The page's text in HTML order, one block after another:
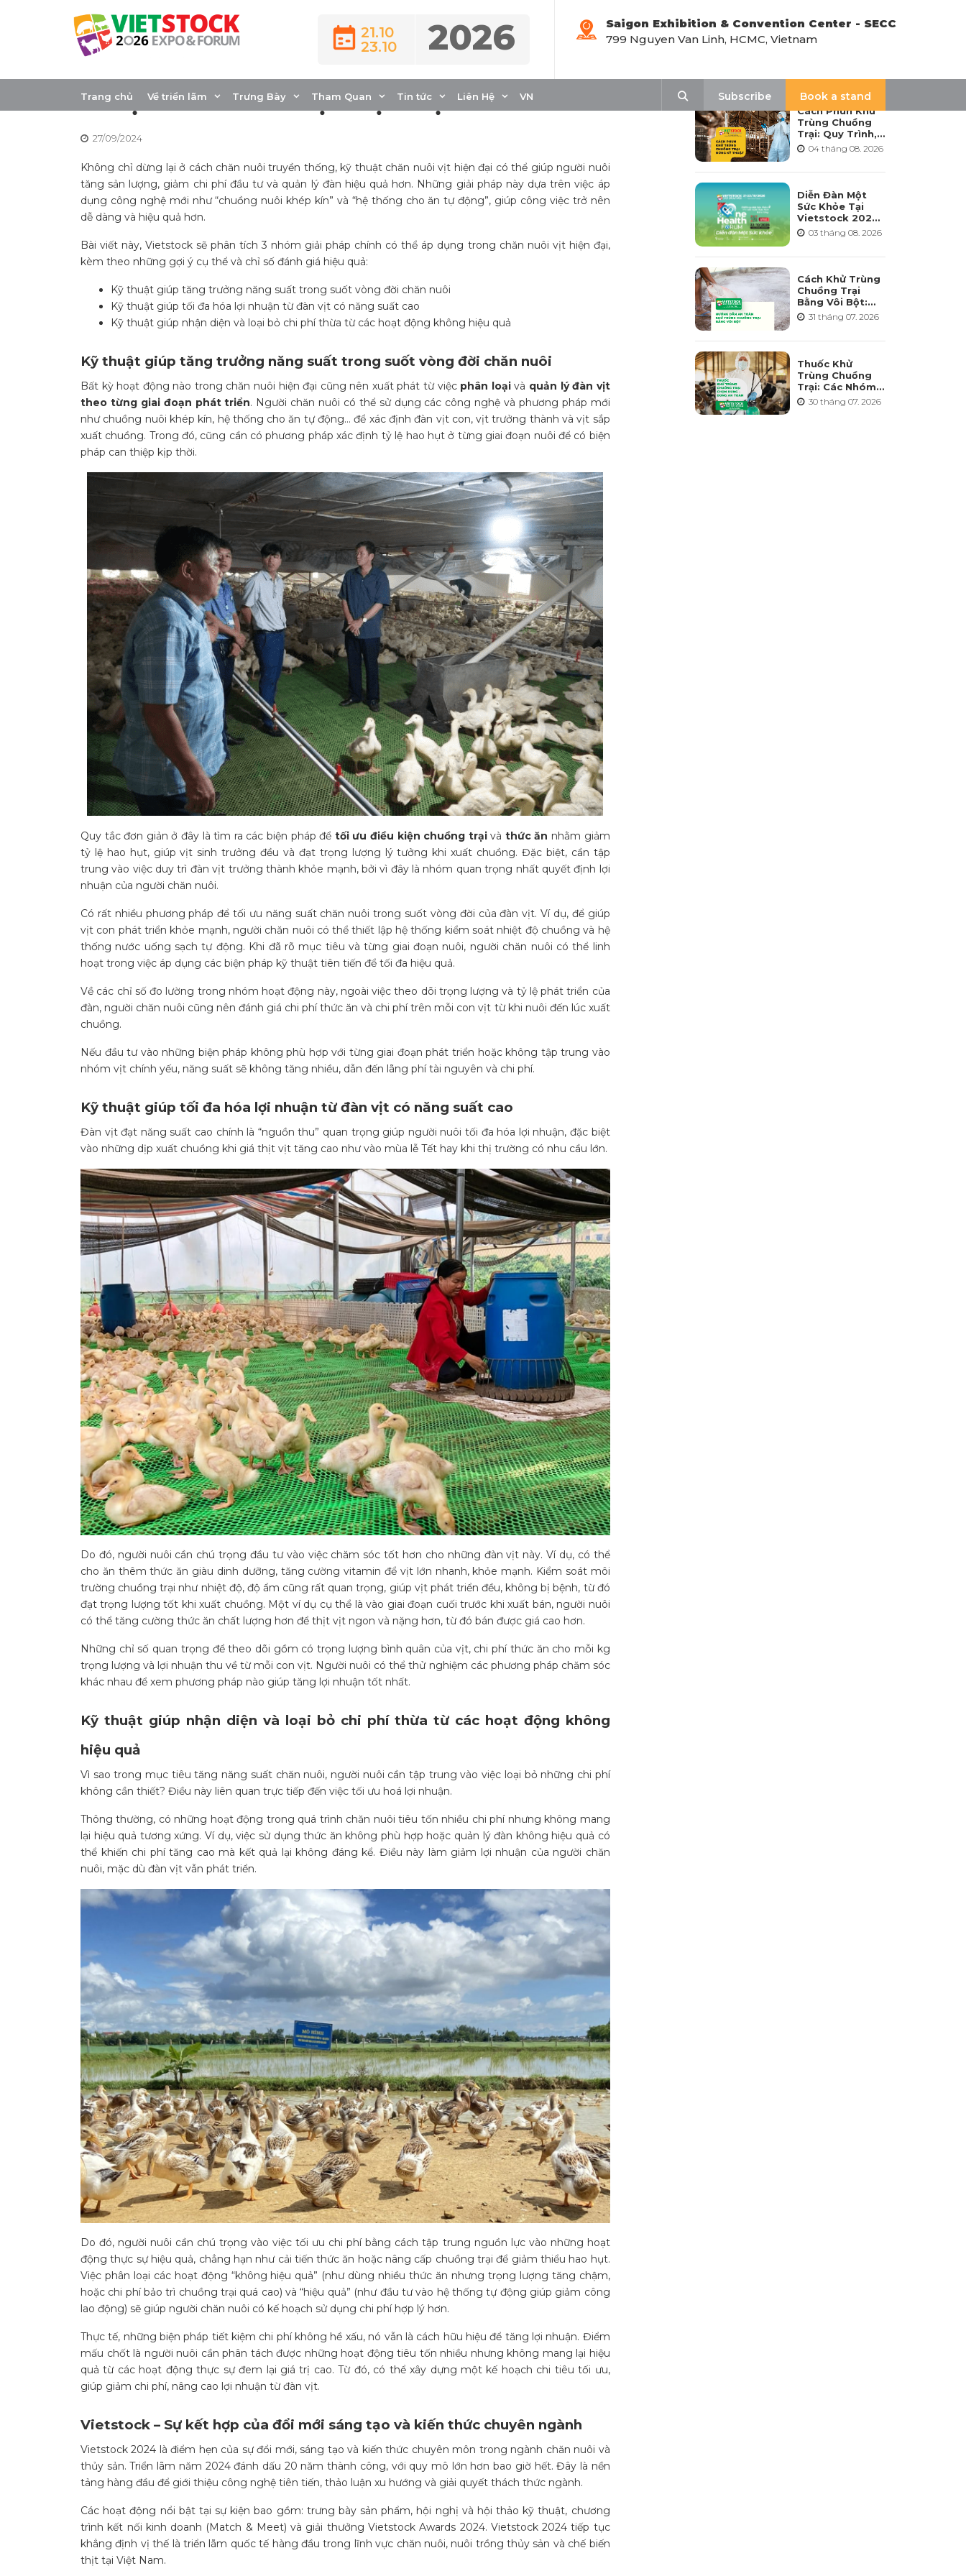
21.10
23.10
2026
Saigon Exhibition & Convention Center - SECC
799 Nguyen Van Linh, HCMC, Vietnam
Trang chủ Về triển lãm Trưng Bày Tham Quan Tin tức Liên Hệ VN
Subscribe
Book a stand
Tăng năng suất, giảm chi phí với kỹ
thuật chăn nuôi vịt hiện đại
27/09/2024
Không chỉ dừng lại ở cách chăn nuôi truyền thống, kỹ thuật chăn nuôi vịt hiện đại có thể giúp người nuôi
tăng sản lượng, giảm chi phí đầu tư và quản lý đàn hiệu quả hơn. Những giải pháp này dựa trên việc áp
dụng công nghệ mới như “chuồng nuôi khép kín” và “hệ thống cho ăn tự động”, giúp công việc trở nên
dễ dàng và hiệu quả hơn.
Bài viết này, Vietstock sẽ phân tích 3 nhóm giải pháp chính có thể áp dụng trong chăn nuôi vịt hiện đại,
kèm theo những gợi ý cụ thể và chỉ số đánh giá hiệu quả:
Kỹ thuật giúp tăng trưởng năng suất trong suốt vòng đời chăn nuôi
Kỹ thuật giúp tối đa hóa lợi nhuận từ đàn vịt có năng suất cao
Kỹ thuật giúp nhận diện và loại bỏ chi phí thừa từ các hoạt động không hiệu quả
Kỹ thuật giúp tăng trưởng năng suất trong suốt vòng đời chăn nuôi
Bất kỳ hoạt động nào trong chăn nuôi hiện đại cũng nên xuất phát từ việc phân loạivà quản lý đàn vịt
theo từng giai đoạn phát triển. Người chăn nuôi có thể sử dụng các công nghệ và phương pháp mới
như chuồng nuôi khép kín, hệ thống cho ăn tự động… để xác định đàn vịt con, vịt trưởng thành và vịt sắp
xuất chuồng. Trong đó, cũng cần có phương pháp xác định tỷ lệ hao hụt ở từng giai đoạn nuôi để có biện
pháp can thiệp kịp thời.
Quy tắc đơn giản ở đây là tìm ra các biện pháp để tối ưu điều kiện chuồng trạivà thức ăn nhằm giảm
tỷ lệ hao hụt, giúp vịt sinh trưởng đều và đạt trọng lượng lý tưởng khi xuất chuồng. Đặc biệt, cần tập
trung vào việc duy trì đàn vịt trưởng thành khỏe mạnh, bởi vì đây là nhóm quan trọng nhất quyết định lợi
nhuận của người chăn nuôi.
Có rất nhiều phương pháp để tối ưu năng suất chăn nuôi trong suốt vòng đời của đàn vịt. Ví dụ, để giúp
vịt con phát triển khỏe mạnh, người chăn nuôi có thể thiết lập hệ thống kiểm soát nhiệt độ chuồng và hệ
thống nước uống sạch tự động. Khi đã rõ mục tiêu và từng giai đoạn nuôi, người chăn nuôi có thể linh
hoạt trong việc áp dụng các biện pháp kỹ thuật tiên tiến để tối đa hiệu quả.
Về các chỉ số đo lường trong nhóm hoạt động này, ngoài việc theo dõi trọng lượng và tỷ lệ phát triển của
đàn, người chăn nuôi cũng nên đánh giá chi phí thức ăn và chi phí trên mỗi con vịt từ khi nuôi đến lúc xuất
chuồng.
Nếu đầu tư vào những biện pháp không phù hợp với từng giai đoạn phát triển hoặc không tập trung vào
nhóm vịt chính yếu, năng suất sẽ không tăng nhiều, dẫn đến lãng phí tài nguyên và chi phí.
Kỹ thuật giúp tối đa hóa lợi nhuận từ đàn vịt có năng suất cao
Đàn vịt đạt năng suất cao chính là “nguồn thu” quan trọng giúp người nuôi tối đa hóa lợi nhuận, đặc biệt
vào những dịp xuất chuồng khi giá thịt vịt tăng cao như vào mùa lễ Tết hay khi thị trường có nhu cầu lớn.
Do đó, người nuôi cần chú trọng đầu tư vào việc chăm sóc tốt hơn cho những đàn vịt này. Ví dụ, có thể
cho ăn thêm thức ăn giàu dinh dưỡng, tăng cường vitamin để vịt lớn nhanh, khỏe mạnh. Kiểm soát môi
trường chuồng trại như nhiệt độ, độ ẩm cũng rất quan trọng, giúp vịt phát triển đều, không bị bệnh, từ đó
đạt trọng lượng tốt khi xuất chuồng. Một ví dụ cụ thể là vào giai đoạn cuối trước khi xuất bán, người nuôi
có thể tăng cường thức ăn chất lượng hơn để thịt vịt ngon và nặng hơn, từ đó bán được giá cao hơn.
Những chỉ số quan trọng để theo dõi gồm có trọng lượng bình quân của vịt, chi phí thức ăn cho mỗi kg
trọng lượng và lợi nhuận thu về từ mỗi con vịt. Người nuôi có thể thử nghiệm các phương pháp chăm sóc
khác nhau để xem phương pháp nào giúp tăng lợi nhuận tốt nhất.
Kỹ thuật giúp nhận diện và loại bỏ chi phí thừa từ các hoạt động không
hiệu quả
Vì sao trong mục tiêu tăng năng suất chăn nuôi, người nuôi cần tập trung vào việc loại bỏ những chi phí
không cần thiết? Điều này liên quan trực tiếp đến việc tối ưu hoá lợi nhuận.
Thông thường, có những hoạt động trong quá trình chăn nuôi tiêu tốn nhiều chi phí nhưng không mang
lại hiệu quả tương xứng. Ví dụ, việc sử dụng thức ăn không phù hợp hoặc quản lý đàn không hiệu quả có
thể khiến chi phí tăng cao mà kết quả lại không đáng kể. Điều này làm giảm lợi nhuận của người chăn
nuôi, mặc dù đàn vịt vẫn phát triển.
Do đó, người nuôi cần chú trọng vào việc tối ưu chi phí bằng cách tập trung nguồn lực vào những hoạt
động thực sự hiệu quả, chẳng hạn như cải tiến thức ăn hoặc nâng cấp chuồng trại để giảm thiểu hao hụt.
Việc phân loại các hoạt động “không hiệu quả” (như dùng nhiều thức ăn nhưng trọng lượng tăng chậm,
hoặc chi phí bảo trì chuồng trại quá cao) và “hiệu quả” (như đầu tư vào hệ thống tự động giúp giảm công
lao động) sẽ giúp người chăn nuôi có kế hoạch sử dụng chi phí hợp lý hơn.
Thực tế, những biện pháp tiết kiệm chi phí không hề xấu, nó vẫn là cách hữu hiệu để tăng lợi nhuận. Điểm
mấu chốt là người nuôi cần phân tách được những hoạt động tiêu tốn nhiều nhưng không mang lại hiệu
quả từ các hoạt động thực sự đem lại giá trị cao. Từ đó, có thể xây dựng một kế hoạch chi tiêu tối ưu,
giúp giảm chi phí, nâng cao lợi nhuận từ đàn vịt.
Vietstock – Sự kết hợp của đổi mới sáng tạo và kiến thức chuyên ngành
Vietstock 2024 là điểm hẹn của sự đổi mới, sáng tạo và kiến thức chuyên môn trong ngành chăn nuôi và
thủy sản. Triển lãm năm 2024 đánh dấu 20 năm thành công, với quy mô lớn hơn bao giờ hết. Đây là nền
tảng hàng đầu để giới thiệu công nghệ tiên tiến, thảo luận xu hướng và giải quyết thách thức ngành.
Các hoạt động nổi bật tại sự kiện bao gồm: trưng bày sản phẩm, hội nghị và hội thảo kỹ thuật, chương
trình kết nối kinh doanh (Match & Meet) và giải thưởng Vietstock Awards 2024. Vietstock 2024 tiếp tục
khẳng định vị thế là triển lãm quốc tế hàng đầu trong lĩnh vực chăn nuôi, nuôi trồng thủy sản và chế biến
thịt tại Việt Nam.
Cách Phun Khử
Trùng Chuồng
Trại: Quy Trình,
Tần Suất Và Lưu
Ý Khi Sử Dụng
04 tháng 08. 2026
Diễn Đàn Một
Sức Khỏe Tại
Vietstock 2026:
Hướng Tới Phát
Triển Ngành
03 tháng 08. 2026
Cách Khử Trùng
Chuồng Trại
Bằng Vôi Bột:
Cách Rải, Thời
Điểm Và Những
31 tháng 07. 2026
Thuốc Khử
Trùng Chuồng
Trại: Các Nhóm
Hoạt Chất, Cách
Chọn Và Lưu Ý
30 tháng 07. 2026